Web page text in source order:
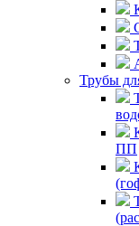
Трубы
ПП